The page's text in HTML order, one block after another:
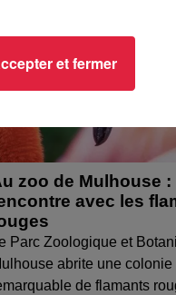
zoo de Mulhouse :
avec les
Parc Zoologique et
abrite une colonie
de flamants
et fermer